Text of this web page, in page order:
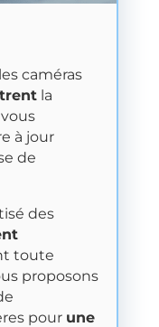
caméras
la
à jour
de
des
toute
proposons
pour une